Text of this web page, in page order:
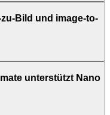
Bild und image-to-
unterstützt Nano